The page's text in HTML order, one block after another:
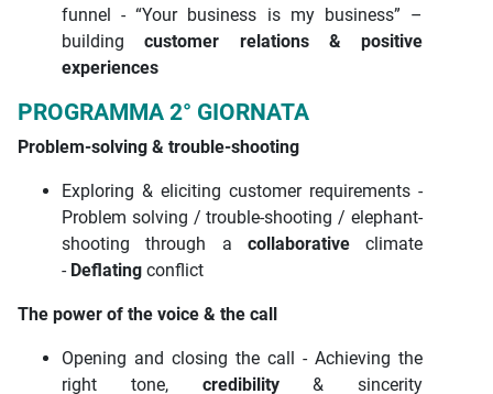
funnel - “Your business is my business” –
buildingcustomer relations & positive
experiences
PROGRAMMA 2° GIORNATA
Problem-solving & trouble-shooting
Exploring & eliciting customer requirements -
Problem solving / trouble-shooting / elephant-
shooting through a collaborativeclimate
- Deflating conflict
The power of the voice & the call
Opening and closing the call - Achieving the
right tone, credibility& sincerity